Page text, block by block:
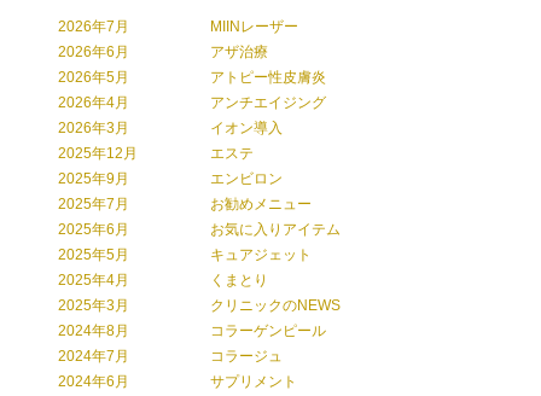
2026年7月
2026年6月
2026年5月
2026年4月
2026年3月
2025年12月
2025年9月
2025年7月
2025年6月
2025年5月
2025年4月
2025年3月
2024年8月
2024年7月
2024年6月
MIINレーザー
アザ治療
アトピー性皮膚炎
アンチエイジング
イオン導入
エステ
エンビロン
お勧めメニュー
お気に入りアイテム
キュアジェット
くまとり
クリニックのNEWS
コラーゲンピール
コラージュ
サプリメント